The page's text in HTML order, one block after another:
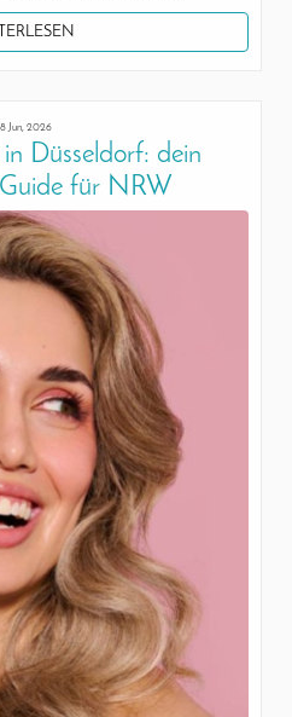
Jun, 2026
Düsseldorf: dein
für NRW